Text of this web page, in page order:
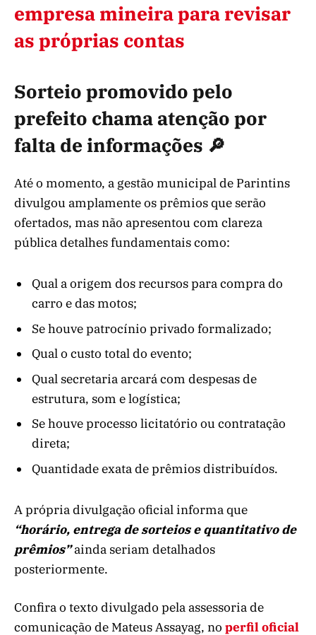
empresa mineira para revisar
as próprias contas
Sorteio promovido pelo
prefeito chama atenção por
falta de informações 🔎
Até o momento, a gestão municipal de Parintins
divulgou amplamente os prêmios que serão
ofertados, mas não apresentou com clareza
pública detalhes fundamentais como:
Qual a origem dos recursos para compra do
carro e das motos;
Se houve patrocínio privado formalizado;
Qual o custo total do evento;
Qual secretaria arcará com despesas de
estrutura, som e logística;
Se houve processo licitatório ou contratação
direta;
Quantidade exata de prêmios distribuídos.
A própria divulgação oficial informa que
“horário, entrega de sorteios e quantitativo de
prêmios”ainda seriam detalhados
posteriormente.
Confira o texto divulgado pela assessoria de
comunicação de Mateus Assayag, no perfil oficial